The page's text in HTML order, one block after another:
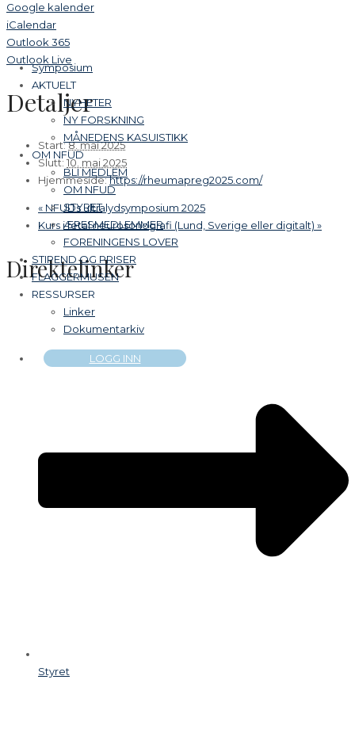
Symposium
AKTUELT
NYHETER
NY FORSKNING
MÅNEDENS KASUISTIKK
OM NFUD
BLI MEDLEM
OM NFUD
STYRET
ÆRESMEDLEMMER
FORENINGENS LOVER
STIPEND OG PRISER
FLAGGERMUSEN
RESSURSER
Linker
Dokumentarkiv
LOGG INN
Google kalender
iCalendar
Outlook 365
Outlook Live
Detaljer
Start:8. mai 2025
Slutt: 10. mai 2025
Hjemmeside:https://rheumapreg2025.com/
« NFUDs ultralydsymposium 2025
Kurs i fetal neurosonografi (Lund, Sverige eller digitalt) »
Direktelinker
Styret